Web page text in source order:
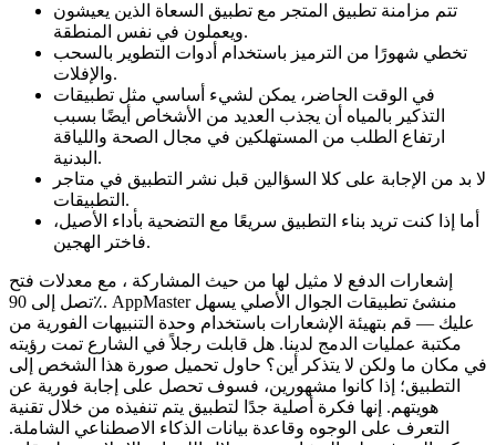
تتم مزامنة تطبيق المتجر مع تطبيق السعاة الذين يعيشون
ويعملون في نفس المنطقة.
تخطي شهورًا من الترميز باستخدام أدوات التطوير بالسحب
والإفلات.
في الوقت الحاضر، يمكن لشيء أساسي مثل تطبيقات
التذكير بالمياه أن يجذب العديد من الأشخاص أيضًا بسبب
ارتفاع الطلب من المستهلكين في مجال الصحة واللياقة
البدنية.
لا بد من الإجابة على كلا السؤالين قبل نشر التطبيق في متاجر
التطبيقات.
أما إذا كنت تريد بناء التطبيق سريعًا مع التضحية بأداء الأصيل،
فاختر الهجين.
إشعارات الدفع لا مثيل لها من حيث المشاركة ، مع معدلات فتح
تصل إلى 90٪. AppMaster منشئ تطبيقات الجوال الأصلي يسهل
عليك — قم بتهيئة الإشعارات باستخدام وحدة التنبيهات الفورية من
مكتبة عمليات الدمج لدينا. هل قابلت رجلاً في الشارع تمت رؤيته
في مكان ما ولكن لا يتذكر أين؟ حاول تحميل صورة هذا الشخص إلى
التطبيق؛ إذا كانوا مشهورين، فسوف تحصل على إجابة فورية عن
هويتهم. إنها فكرة أصلية جدًا لتطبيق يتم تنفيذه من خلال تقنية
التعرف على الوجوه وقاعدة بيانات الذكاء الاصطناعي الشاملة.